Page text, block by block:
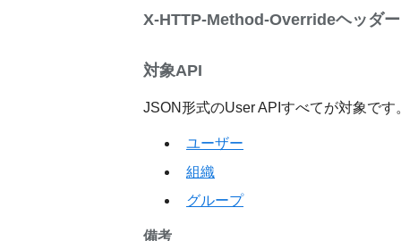
X-HTTP-Method-Overrideヘッダ
対象API
JSON形式のUser APIすべてが対象です
ユーザー
組織
グループ
備考